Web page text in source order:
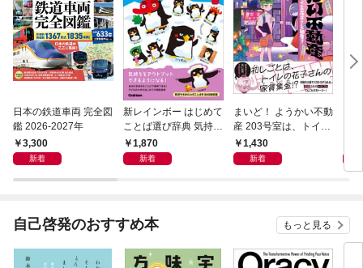
日本の鉄道車両 完全図
鑑 2026-2027年
3,300
新着
新レインボー はじめて
ことば選び辞典 気持ち
のことば
1,870
新着
まいど！ ようかい不動
産 203号室は、トイレ
の花子さんの部屋？
1,430
新着
自己啓発のおすすめ本 もっと見る